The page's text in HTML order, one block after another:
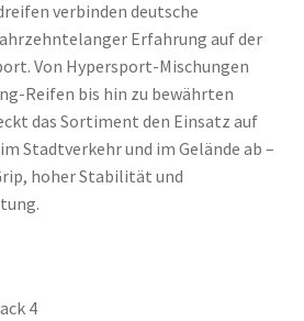
verbinden deutsche
Erfahrung auf der
Von Hypersport-Mischungen
Reifen bis hin zu bewährten
das Sortiment den Einsatz auf
Stadtverkehr und im Gelände ab –
hoher Stabilität und
4